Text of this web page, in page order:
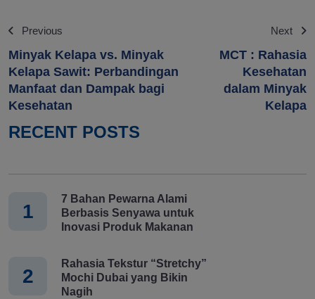
Previous
Minyak Kelapa vs. Minyak
Kelapa Sawit: Perbandingan
Manfaat dan Dampak bagi
Kesehatan
Next
MCT : Rahasia
Kesehatan
dalam Minyak
Kelapa
RECENT POSTS
1
7 Bahan Pewarna Alami
Berbasis Senyawa untuk
Inovasi Produk Makanan
2
Rahasia Tekstur “Stretchy”
Mochi Dubai yang Bikin
Nagih